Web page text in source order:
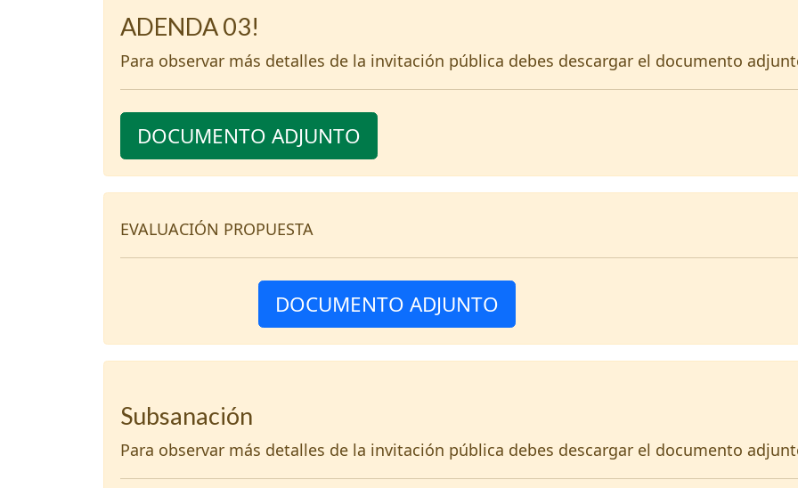
ADENDA 03!
Para observar más detalles de la invitación pública debes descargar el documento
DOCUMENTO ADJUNTO
EVALUACIÓN PROPUESTA
DOCUMENTO ADJUNTO
Subsanación
Para observar más detalles de la invitación pública debes descargar el documento